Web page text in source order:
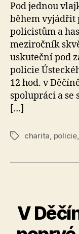
Pod jednou
během vyjádřit
policistům a
meziročník
uskuteční pod
policie
12 hod. v
spolupráci a se
[…]
Štítkycharita, policie,
V